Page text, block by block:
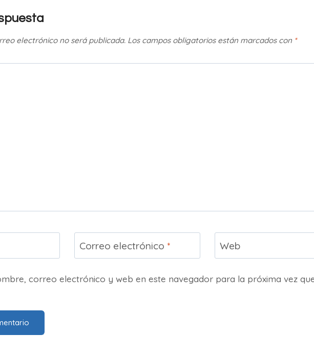
electrónico no será publicada. Los campos obligatorios están marcados con *
Correo electrónico * Web
correo electrónico y web en este navegador para la próxima vez